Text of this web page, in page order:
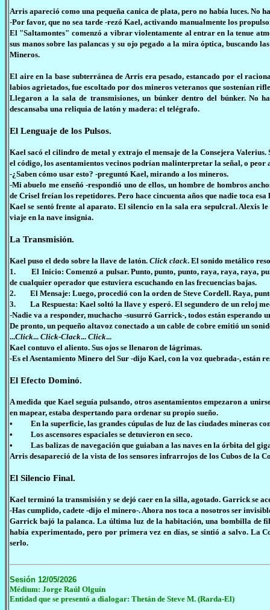
Arris apareció como una pequeña canica de plata, pero no había luces. No
-Por favor, que no sea tarde -rezó Kael, activando manualmente los
El "Saltamontes" comenzó a vibrar violentamente al entrar en la tenue
sus manos sobre las palancas y su ojo pegado a la mira óptica, buscando
Mineros.
El aire en la base subterránea de Arris era pesado, estancado por el
labios agrietados, fue escoltado por dos mineros veteranos que sostenían
Llegaron a la sala de transmisiones, un búnker dentro del búnker. No
descansaba una reliquia de latón y madera: el telégrafo.
El Lenguaje de los Pulsos.
Kael sacó el cilindro de metal y extrajo el mensaje de la Consejera
el código, los asentamientos vecinos podrían malinterpretar la señal, o peor
-¿Saben cómo usar esto? -preguntó Kael, mirando a los mineros.
-Mi abuelo me enseñó -respondió uno de ellos, un hombre de hombros
de Crisel freían los repetidores. Pero hace cincuenta años que nadie toca esa
Kael se sentó frente al aparato. El silencio en la sala era sepulcral. Alexis
viaje en la nave insignia.
La Transmisión.
Kael puso el dedo sobre la llave de latón. Click clack. El sonido metálico
1. El Inicio: Comenzó a pulsar. Punto, punto, punto, raya, raya, raya,
de cualquier operador que estuviera escuchando en las frecuencias bajas.
2. El Mensaje: Luego, procedió con la orden de Steve Cordell. Raya,
3. La Respuesta: Kael soltó la llave y esperó. El segundero de un reloj
-Nadie va a responder, muchacho -susurró Garrick-, todos están esperando
De pronto, un pequeño altavoz conectado a un cable de cobre emitió un
...Click... Click-Clack... Click...
Kael contuvo el aliento. Sus ojos se llenaron de lágrimas.
-Es el Asentamiento Minero del Sur -dijo Kael, con la voz quebrada-, están
El Efecto Dominó.
A medida que Kael seguía pulsando, otros asentamientos empezaron a
en mapear, estaba despertando para ordenar su propio sueño.
• En la superficie, las grandes cúpulas de luz de las ciudades mineras
• Los ascensores espaciales se detuvieron en seco.
• Las balizas de navegación que guiaban a las naves en la órbita del
Arris desapareció de la vista de los sensores infrarrojos de los Cubos de la
El Silencio Final.
Kael terminó la transmisión y se dejó caer en la silla, agotado. Garrick se
-Has cumplido, cadete -dijo el minero-. Ahora nos toca a nosotros ser
Garrick bajó la palanca. La última luz de la habitación, una bombilla de
había experimentado, pero por primera vez en días, se sintió a salvo. La
serlo.
Sesión 12/05/2026
Médium: Jorge Raúl Olguín
Entidad que se presentó a dialogar: Thetán de Steve M. (Rarda-El)